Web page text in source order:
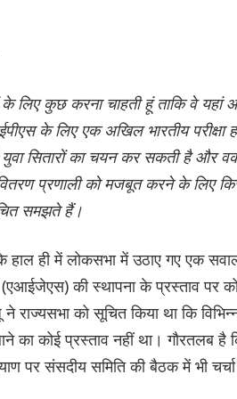
लिए कुछ करना चाहती हूं ताकि वे
के लिए एक अखिल भारतीय परीक्षा
युवा सितारों का चयन कर सकती है
प्रणाली को मजबूत करने के लिए
समझते हैं।
हाल ही में लोकसभा में उठाए गए एक
(एआईजेएस) की स्थापना के प्रस्ताव पर
ने राज्यसभा को सूचित किया था कि
का कोई प्रस्ताव नहीं था। गौरतलब
पर संसदीय समिति की बैठक में भी